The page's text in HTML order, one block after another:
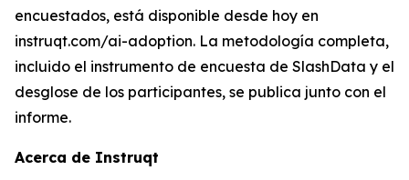
encuestados, está disponible desde hoy en
instruqt.com/ai-adoption. La metodología completa,
incluido el instrumento de encuesta de SlashData y el
desglose de los participantes, se publica junto con el
informe.
Acerca de Instruqt